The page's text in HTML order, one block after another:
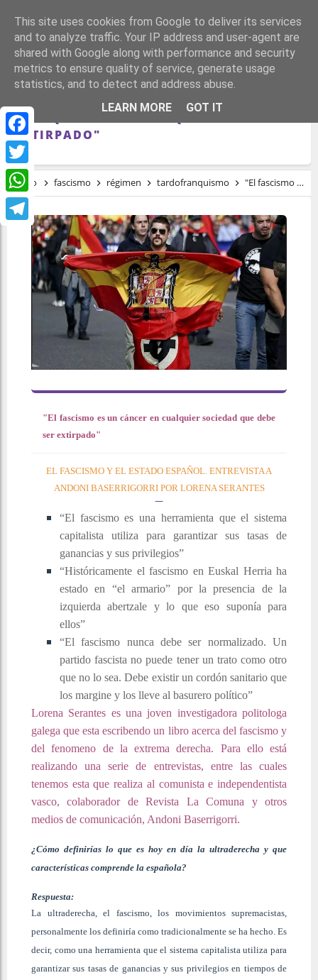
Facebook
Twitter
WhatsApp
Telegram
"EL FASCISMO ES UN CÁNCER EN
CUALQUIER SOCIEDAD QUE DEBE SER
EXTIRPADO"
Inicio fascismo régimen tardofranquismo "El fascismo es un cáncer en cualquier sociedad que debe ser extirpado"
"El fascismo es un cáncer en cualquier sociedad que debe
ser extirpado"
EL FASCISMO Y EL ESTADO ESPAÑOL. ENTREVISTA A
ANDONI BASERRIGORRI POR LORENA SERANTES
“El fascismo es una herramienta que el sistema
capitalista utiliza para garantizar sus tasas de
ganancias y sus privilegios”
“Históricamente el fascismo en Euskal Herria ha
estado en “el armario” por la presencia de la
izquierda abertzale y lo que eso suponía para
ellos”
“El fascismo nunca debe ser normalizado. Un
partido fascista no puede tener un trato como otro
que no lo sea. Debe existir un cordón sanitario que
los margine y los lleve al basurero político”
Lorena Serantes es una joven investigadora politologa
galega que esta escribendo un libro acerca del fascismo y
del fenomeno de la extrema derecha. Para ello está
realizando una serie de entrevistas, entre las cuales
tenemos esta que realiza al comunista e independentista
vasco, colaborador de Revista La Comuna y otros
medios de comunicación, Andoni Baserrigorri.
¿Cómo definirías lo que es hoy en día la ultraderecha y que
características comprende la española?
Respuesta:
La ultraderecha, el fascismo, los movimientos supremacistas,
personalmente los definiría como tradicionalmente se ha hecho. Es
decir, como una herramienta que el sistema capitalista utiliza para
garantizar sus tasas de ganancias y sus privilegios en tiempos de
This site uses cookies from Google to deliver its services
and to analyze traffic. Your IP address and user-agent are
shared with Google along with performance and security
metrics to ensure quality of service, generate usage
statistics, and to detect and address abuse.
LEARN MORE
GOT IT